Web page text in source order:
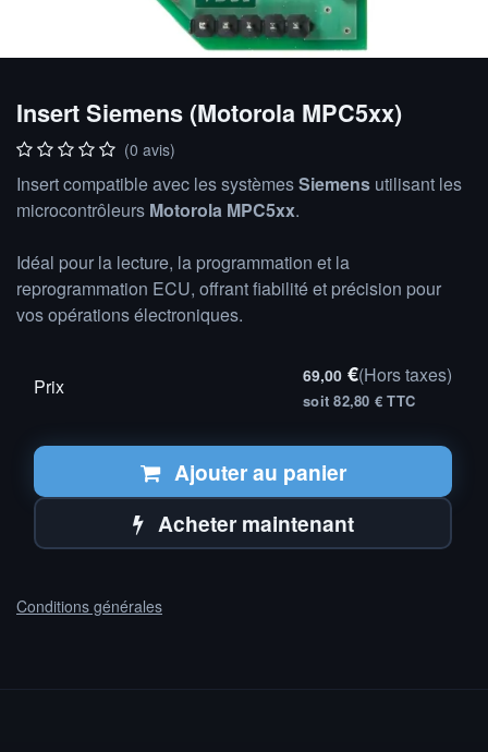
Insert Siemens (Motorola MPC5xx)
(0 avis)
Insert compatible avec les systèmesSiemens utilisant les
microcontrôleurs Motorola MPC5xx.
Idéal pour la lecture, la programmation et la
reprogrammation ECU, offrant fiabilité et précision pour
vos opérations électroniques.
Ajouter au panier
Acheter maintenant
Prix 69,00 €(Hors taxes)
soit 82,80 € TTC
Conditions générales